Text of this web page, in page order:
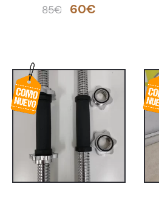
85€
El
era:
85€.
60€
es:
60€.